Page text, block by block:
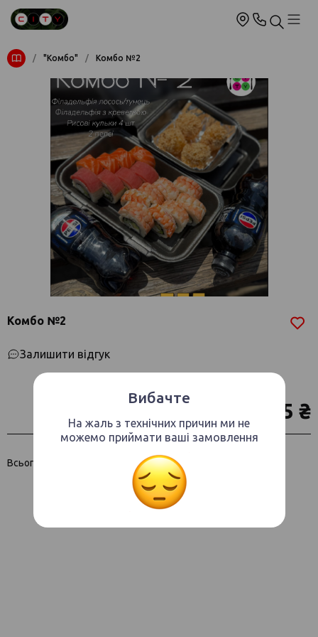
Вибачте
На жаль з технічних причин ми не
можемо приймати ваші замовлення
/ "Комбо" / Комбо №2
Комбо №2
Залишити відгук
355 ₴
Всього: